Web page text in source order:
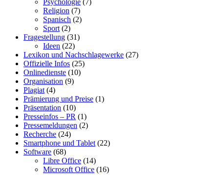
Psychologie (7)
Religion (7)
Spanisch (2)
Sport (2)
Fragestellung (31)
Ideen (22)
Lexikon und Nachschlagewerke (27)
Offizielle Infos (25)
Onlinedienste (10)
Organisation (9)
Plagiat (4)
Prämierung und Preise (1)
Präsentation (10)
Presseinfos – PR (1)
Pressemeldungen (2)
Recherche (24)
Smartphone und Tablet (22)
Software (68)
Libre Office (14)
Microsoft Office (16)